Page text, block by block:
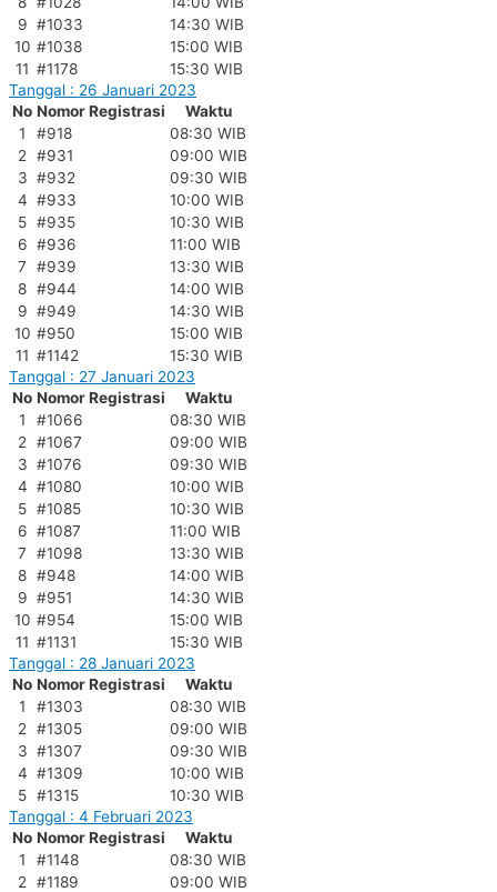
9 #1033
14:30 WIB
10 #1038
15:00 WIB
11 #1178
15:30 WIB
Tanggal : 26 Januari 2023
No Nomor Registrasi
Waktu
1
#918
08:30 WIB
2
#931
09:00 WIB
3 #932
09:30 WIB
4 #933
10:00 WIB
5 #935
10:30 WIB
6 #936
11:00 WIB
7
#939
13:30 WIB
8 #944
14:00 WIB
9 #949
14:30 WIB
10 #950
15:00 WIB
11 #1142
15:30 WIB
Tanggal : 27 Januari 2023
No Nomor Registrasi
Waktu
1
#1066
08:30 WIB
2
#1067
09:00 WIB
3 #1076
09:30 WIB
4 #1080
10:00 WIB
5 #1085
10:30 WIB
6 #1087
11:00 WIB
7
#1098
13:30 WIB
8 #948
14:00 WIB
9 #951
14:30 WIB
10 #954
15:00 WIB
11 #1131
15:30 WIB
Tanggal : 28 Januari 2023
No Nomor Registrasi
Waktu
1
#1303
08:30 WIB
2
#1305
09:00 WIB
3 #1307
09:30 WIB
4 #1309
10:00 WIB
5 #1315
10:30 WIB
Tanggal : 4 Februari 2023
No Nomor Registrasi
Waktu
1
#1148
08:30 WIB
2
#1189
09:00 WIB